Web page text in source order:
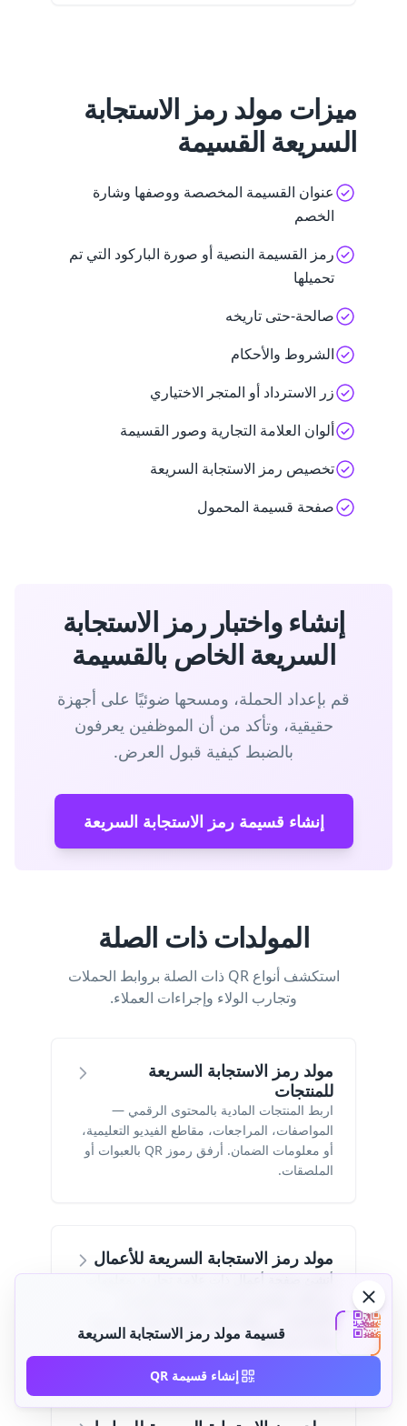
ميزات مولد رمز الاستجابة
السريعة القسيمة
عنوان القسيمة المخصصة ووصفها وشارة
الخصم
رمز القسيمة النصية أو صورة الباركود التي تم
تحميلها
صالحة-حتى تاريخه
الشروط والأحكام
زر الاسترداد أو المتجر الاختياري
ألوان العلامة التجارية وصور القسيمة
تخصيص رمز الاستجابة السريعة
صفحة قسيمة المحمول
إنشاء واختبار رمز الاستجابة
السريعة الخاص بالقسيمة
قم بإعداد الحملة، ومسحها ضوئيًا على أجهزة
حقيقية، وتأكد من أن الموظفين يعرفون
بالضبط كيفية قبول العرض.
إنشاء قسيمة رمز الاستجابة السريعة
المولدات ذات الصلة
استكشف أنواع QR ذات الصلة بروابط الحملات
وتجارب الولاء وإجراءات العملاء.
مولد رمز الاستجابة السريعة
للمنتجات
اربط المنتجات المادية بالمحتوى الرقمي —
المواصفات، المراجعات، مقاطع الفيديو التعليمية،
أو معلومات الضمان. أرفق رموز QR بالعبوات أو
الملصقات.
مولد رمز الاستجابة السريعة للأعمال
أنشئ صفحة أعمال ذات علامة تجارية بمعلومات
واحد لرمز QR.قسيمة مولد رمز الاستجابة السريعة
إنشاء قسيمة QR